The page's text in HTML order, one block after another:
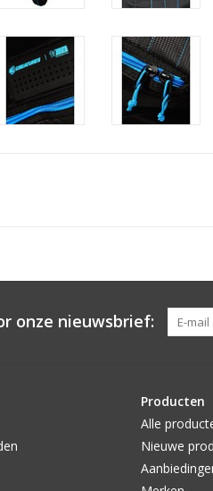
onze nieuwsbrief:
Producten
Alle
Nieuwe